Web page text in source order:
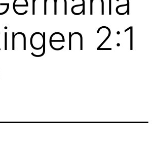
2:1